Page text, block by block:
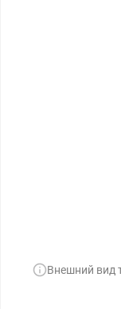
Внешний вид